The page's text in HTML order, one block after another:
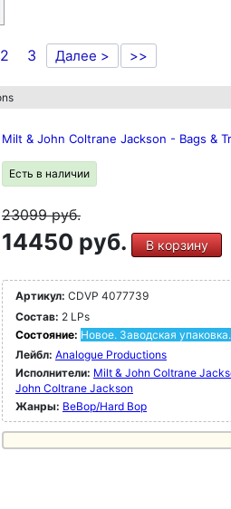
2 3 Далее > >>
Milt & John Coltrane Jackson - Bags &
Есть в наличии
23099руб.
14450 руб. В корзину
Артикул: CDVP 4077739
Состав: 2 LPs
Состояние: Новое. Заводская упаковка.
Лейбл: Analogue Productions
Исполнители: Milt & John Coltrane
John Coltrane Jackson
Жанры: BeBop/Hard Bop